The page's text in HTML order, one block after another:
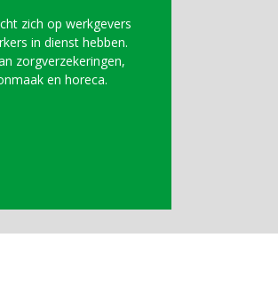
zich op werkgevers
in dienst hebben.
zorgverzekeringen,
en horeca.